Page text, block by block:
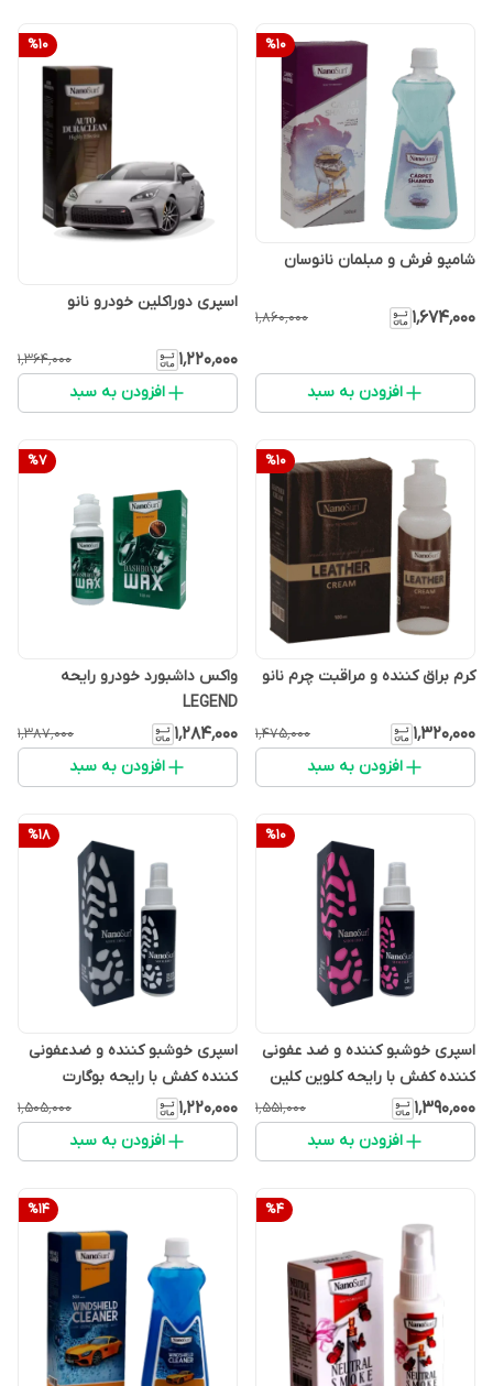
%10
شامپو فرش و مبلمان نانوسان
۱٬۶۷۴٬۰۰۰ ۱٬۸۶۰٬۰۰۰
افزودن به سبد
%10
اسپری دوراکلین خودرو نانو
۱٬۲۲۰٬۰۰۰ ۱٬۳۶۴٬۰۰۰
افزودن به سبد
%10
کرم براق کننده و مراقبت چرم نانو
۱٬۳۲۰٬۰۰۰ ۱٬۴۷۵٬۰۰۰
افزودن به سبد
%7
واکس داشبورد خودرو رایحه
LEGEND
۱٬۲۸۴٬۰۰۰ ۱٬۳۸۷٬۰۰۰
افزودن به سبد
%10
اسپری خوشبو کننده و ضد عفونی
کننده کفش با رایحه کلوین کلین
نانوسان
۱٬۳۹۰٬۰۰۰ ۱٬۵۵۱٬۰۰۰
افزودن به سبد
%18
اسپری خوشبو کننده و ضدعفونی
کننده کفش با رایحه بوگارت
نانوسان
۱٬۲۲۰٬۰۰۰ ۱٬۵۰۵٬۰۰۰
افزودن به سبد
%4
%14